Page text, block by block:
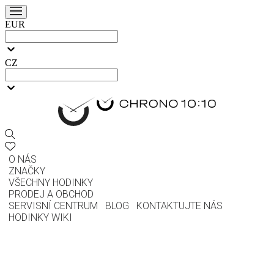
EUR
CZ
O NÁS
ZNAČKY
VŠECHNY HODINKY
PRODEJ A OBCHOD
SERVISNÍ CENTRUM
BLOG
KONTAKTUJTE NÁS
HODINKY WIKI